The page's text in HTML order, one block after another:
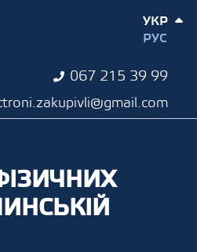
067 215 39 99
УКР
РУС